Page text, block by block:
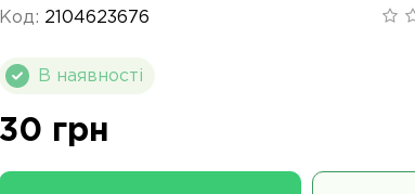
Код: 2104623676
В наявності
30 грн